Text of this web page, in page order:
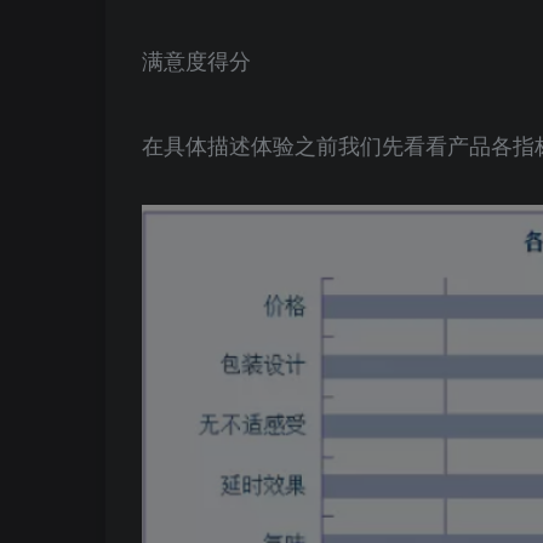
满意度得分
在具体描述体验之前我们先看看产品各指